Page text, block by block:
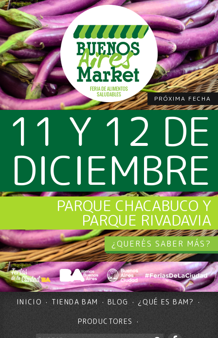
PRÓXIMA FECHA
11 Y 12 DE
DICIEMBRE
PARQUE CHACABUCO Y
PARQUE RIVADAVIA
¿QUERÉS SABER MÁS?
INICIO TIENDA BAM BLOG ¿QUÉ ES BAM?
PRODUCTORES